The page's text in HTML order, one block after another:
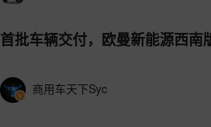
首批车辆交付，欧曼新能源西南
商用车天下Syc